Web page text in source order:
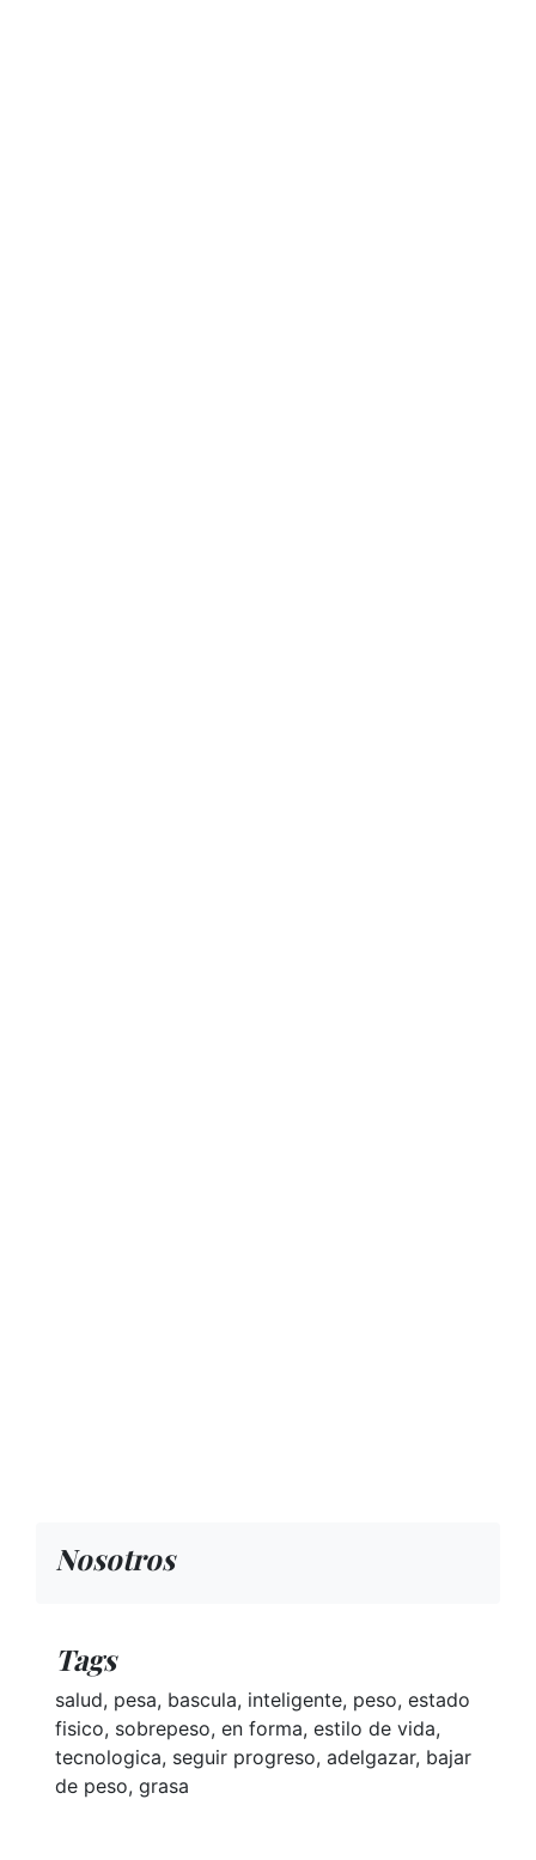
Nosotros
Tags
salud, pesa, bascula, inteligente, peso, estado
fisico, sobrepeso, en forma, estilo de vida,
tecnologica, seguir progreso, adelgazar, bajar
de peso, grasa